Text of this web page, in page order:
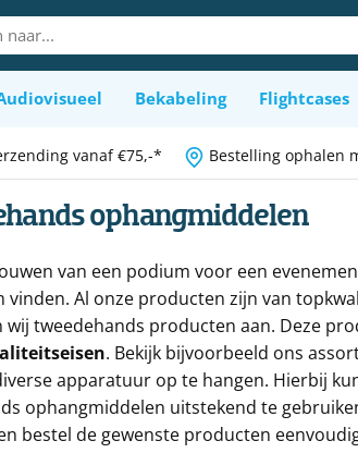
Bekabeling Flightcases
vanaf €75,-* Bestelling ophalen
ophangmiddelen
van een podium voor een
vinden. Al onze producten zijn van
wij tweedehands producten aan. Deze
. Bekijk bijvoorbeeld ons
apparatuur op te hangen. Hierbij
ophangmiddelen uitstekend te
bestel de gewenste producten